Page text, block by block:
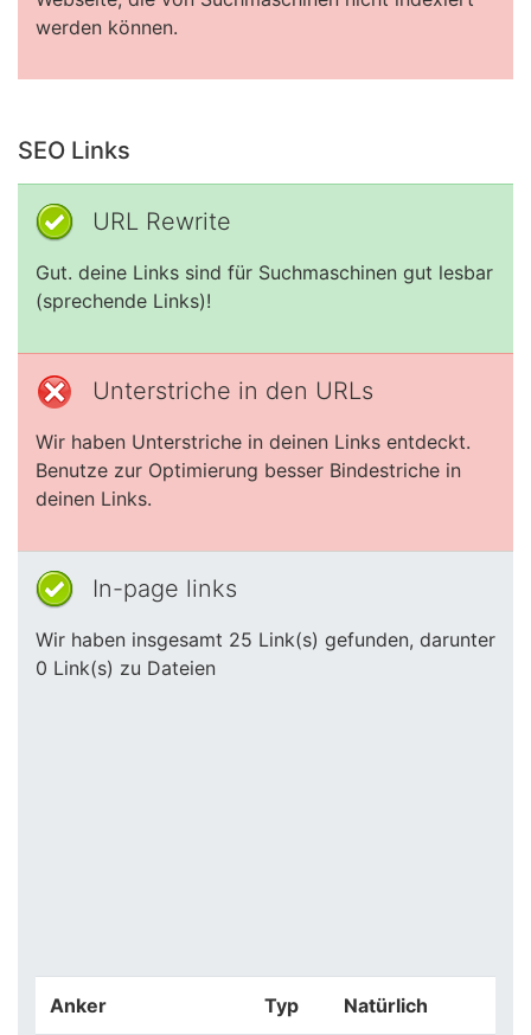
werden können.
SEO Links
URL Rewrite
Gut. deine Links sind für Suchmaschinen gut lesbar
(sprechende Links)!
Unterstriche in den URLs
Wir haben Unterstriche in deinen Links entdeckt.
Benutze zur Optimierung besser Bindestriche in
deinen Links.
In-page links
Wir haben insgesamt 25 Link(s) gefunden, darunter
0 Link(s) zu Dateien
Anker Typ Natürlich